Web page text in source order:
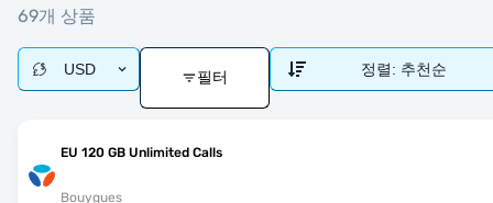
69개 상품
USD 필터 정렬: 추천순
EU 120 GB Unlimited Calls
Bouygues